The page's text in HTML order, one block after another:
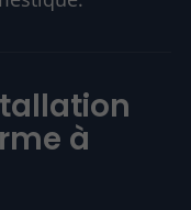
à